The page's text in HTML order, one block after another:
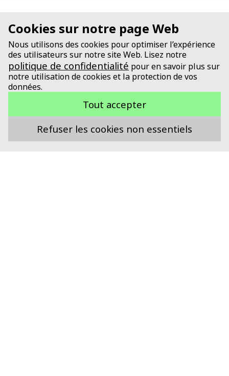
Cookies sur notre page Web
Nous utilisons des cookies pour optimiser l’expérience
des utilisateurs sur notre site Web. Lisez notre
politique de confidentialité pour en savoir plus sur
notre utilisation de cookies et la protection de vos
données.
Tout accepter
Refuser les cookies non essentiels